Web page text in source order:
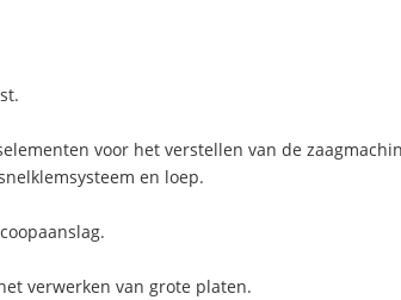
voor het verstellen van de
en loep.
verwerken van grote platen.